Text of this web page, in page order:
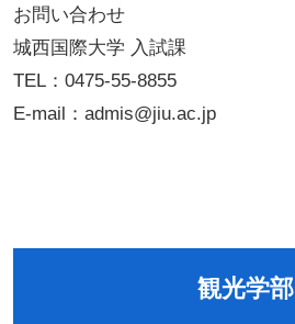
お問い合わせ
城西国際大学 入試課
TEL：0475-55-8855
E-mail：admis@jiu.ac.jp
観光学部